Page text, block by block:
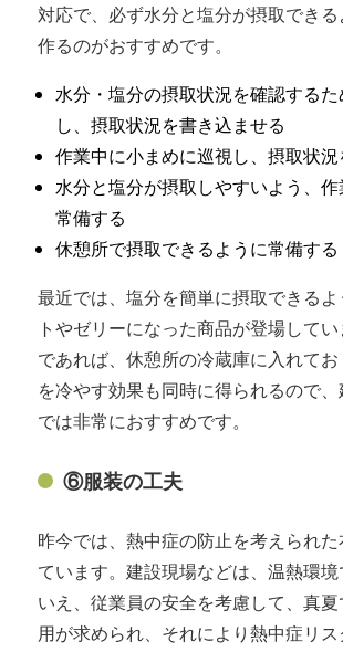
対応で、必ず水分と塩分が摂取でき
作るのがおすすめです。
水分・塩分の摂取状況を確認する
し、摂取状況を書き込ませる
作業中に小まめに巡視し、摂取状況
水分と塩分が摂取しやすいよう、
常備する
休憩所で摂取できるように常備する
最近では、塩分を簡単に摂取できる
トやゼリーになった商品が登場して
であれば、休憩所の冷蔵庫に入れて
を冷やす効果も同時に得られるので
では非常におすすめです。
⑥服装の工夫
昨今では、熱中症の防止を考えられ
ています。建設現場などは、温熱環
いえ、従業員の安全を考慮して、真
用が求められ、それにより熱中症リ